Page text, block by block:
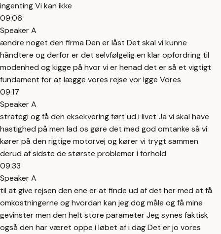
ingenting Vi kan ikke
09:06
Speaker A
ændre noget den firma Den er låst Det skal vi kunne
håndtere og derfor er det selvfølgelig en klar opfordring til
modenhed og kigge på hvor vi er henad det er så et vigtigt
fundament for at lægge vores rejse vor lgge Vores
09:17
Speaker A
strategi og få den eksekvering ført ud i livet Ja vi skal have
hastighed på men lad os gøre det med god omtanke så vi
kører på den rigtige motorvej og kører vi trygt sammen
derud af sidste de største problemer i forhold
09:33
Speaker A
til at give rejsen den ene er at finde ud af det her med at få
omkostningerne og hvordan kan jeg dog måle og få mine
gevinster men den helt store parameter Jeg synes faktisk
også den har været oppe i løbet af i dag Det er jo vores